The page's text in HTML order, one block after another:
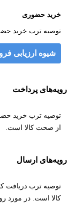
خرید حضوری
توصیه ترب خرید
شیوه ارزیابی
رویه‌های پرداخت
توصیه ترب خرید
از صحت کالا است.
رویه‌های ارسال
توصیه ترب دریافت
کالا است. در مورد